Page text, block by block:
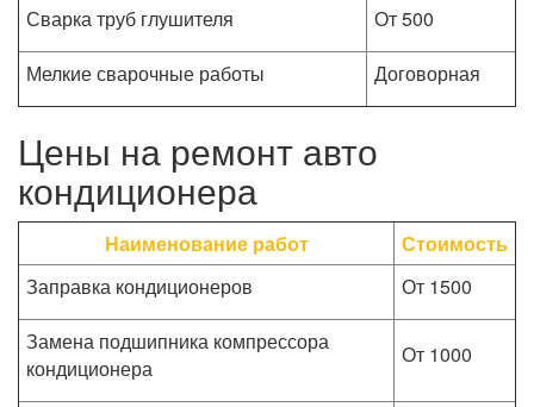
Сварка труб глушителя
От 500
Мелкие сварочные работы
Договорная
Цены на ремонт авто
кондиционера
Наименование работ
Стоимость
Заправка кондиционеров
От 1500
Замена подшипника компрессора
кондиционера
От 1000